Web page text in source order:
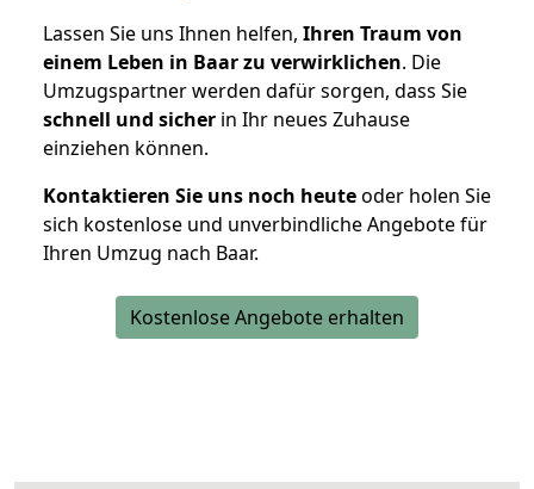
Lassen Sie uns Ihnen helfen, Ihren Traum von
einem Leben in Baar zu verwirklichen. Die
Umzugspartner werden dafür sorgen, dass Sie
schnell und sicher in Ihr neues Zuhause
einziehen können.
Kontaktieren Sie uns noch heuteoder holen Sie
sich kostenlose und unverbindliche Angebote für
Ihren Umzug nach Baar.
Kostenlose Angebote erhalten